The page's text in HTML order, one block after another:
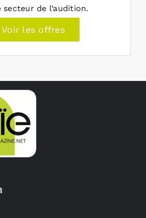
secteur de l’audition.
Voir les offres